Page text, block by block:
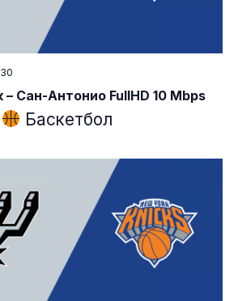
Сан-Антонио FullHD 10 Mbps
Баскетбол